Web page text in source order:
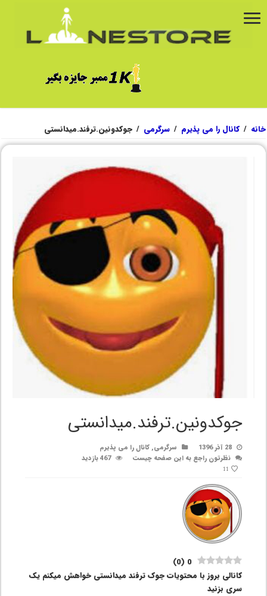
خانه / کانال را می پذیرم / سرگرمی / جوکدونین.ترفند.میدانستی
جوکدونین.ترفند.میدانستی
28 آذر 1396 سرگرمی,کانال را می پذیرم
نظرتون راجع به این صفحه چیست
467 بازدید
11
0
(
0
)
کانالی بروز با محتویات جوک ترفند میدانستی خواهش میکنم یک
سری بزنید